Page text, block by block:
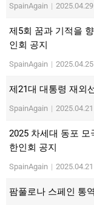
SpainAgain | 2025.04.29
제5회 꿈과 기적을
인회 공지
SpainAgain | 2025.04.25
제21대 대통령 재외
SpainAgain | 2025.04.21
2025 차세대 동포
한인회 공지
SpainAgain | 2025.04.21
팜풀로나 스페인 통